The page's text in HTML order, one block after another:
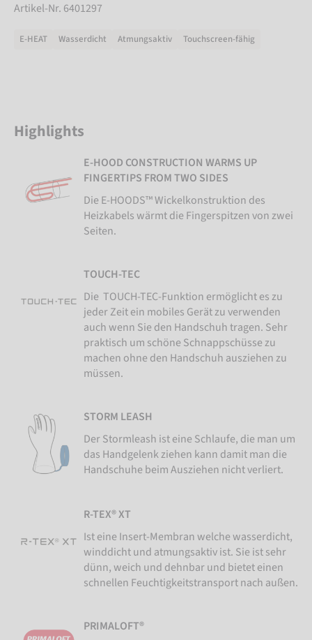
Artikel-Nr. 6401297
E-HEAT Wasserdicht Atmungsaktiv Touchscreen-fähig
Highlights
E-HOOD CONSTRUCTION WARMS UP
FINGERTIPS FROM TWO SIDES
Die E-HOODS™ Wickelkonstruktion des
Heizkabels wärmt die Fingerspitzen von zwei
Seiten.
TOUCH-TEC
Die TOUCH-TEC-Funktion ermöglicht es zu
jeder Zeit ein mobiles Gerät zu verwenden
auch wenn Sie den Handschuh tragen. Sehr
praktisch um schöne Schnappschüsse zu
machen ohne den Handschuh ausziehen zu
müssen.
STORM LEASH
Der Stormleash ist eine Schlaufe, die man um
das Handgelenk ziehen kann damit man die
Handschuhe beim Ausziehen nicht verliert.
R-TEX® XT
Ist eine Insert-Membran welche wasserdicht,
winddicht und atmungsaktiv ist. Sie ist sehr
dünn, weich und dehnbar und bietet einen
schnellen Feuchtigkeitstransport nach außen.
PRIMALOFT®